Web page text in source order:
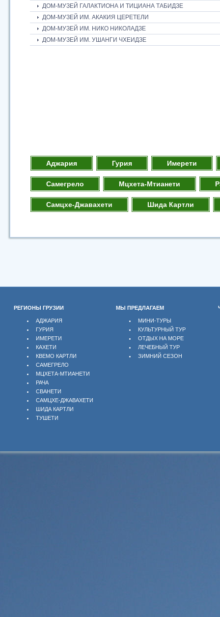
ДОМ-МУЗЕЙ ГАЛАКТИОНА И ТИЦИАНА ТАБИДЗЕ
ДОМ-МУЗЕЙ ИМ. АКАКИЯ ЦЕРЕТЕЛИ
ДОМ-МУЗЕЙ ИМ. НИКО НИКОЛАДЗЕ
ДОМ-МУЗЕЙ ИМ. УШАНГИ ЧХЕИДЗЕ
Аджария Гурия Имерети
Самегрело Мцхета-Мтианети
Самцхе-Джавахети Шида Картли
РЕГИОНЫ ГРУЗИИ МЫ ПРЕДЛАГАЕМ
АДЖАРИЯ
ГУРИЯ
ИМЕРЕТИ
КАХЕТИ
КВЕМО КАРТЛИ
САМЕГРЕЛО
МЦХЕТА-МТИАНЕТИ
РАЧА
СВАНЕТИ
САМЦХЕ-ДЖАВАХЕТИ
ШИДА КАРТЛИ
ТУШЕТИ
МИНИ-ТУРЫ
КУЛЬТУРНЫЙ ТУР
ОТДЫХ НА МОРЕ
ЛЕЧЕБНЫЙ ТУР
ЗИМНИЙ СЕЗОН